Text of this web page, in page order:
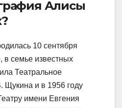
Алисы
10 сентября
в семье известных
Театральное
и в 1956 году
имени Евгения